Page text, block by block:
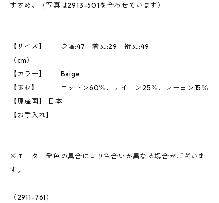
すすめ。（写真は2913-601を合わせています）
【サイズ】 身幅:47 着丈:29 裄丈:49
（cm）
【カラー】 Beige
【素材】 コットン60％、ナイロン25％、レーヨン15％
【原産国】 日本
【お手入れ】
※モニター発色の具合により色合いが異なる場合がございま
す。
（2911-761）